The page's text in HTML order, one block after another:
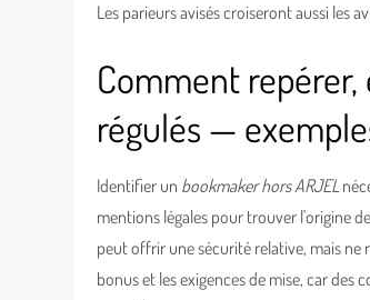
Les parieurs avisés croiseront aussi les
Comment
régulés —
Identifier un bookmaker hors ARJEL
mentions légales pour trouver l'origine
peut offrir une sécurité relative, mais ne
bonus et les exigences de mise, car